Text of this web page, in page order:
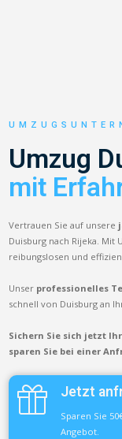
Umzug
mit
Vertrauen Sie auf unsere
Duisburg nach Rijeka.
reibungslosen und
Unser professionelles
schnell von Duisburg an
Sichern Sie sich jetzt
sparen Sie bei einer
Jetzt
Sparen Sie
Angebot.